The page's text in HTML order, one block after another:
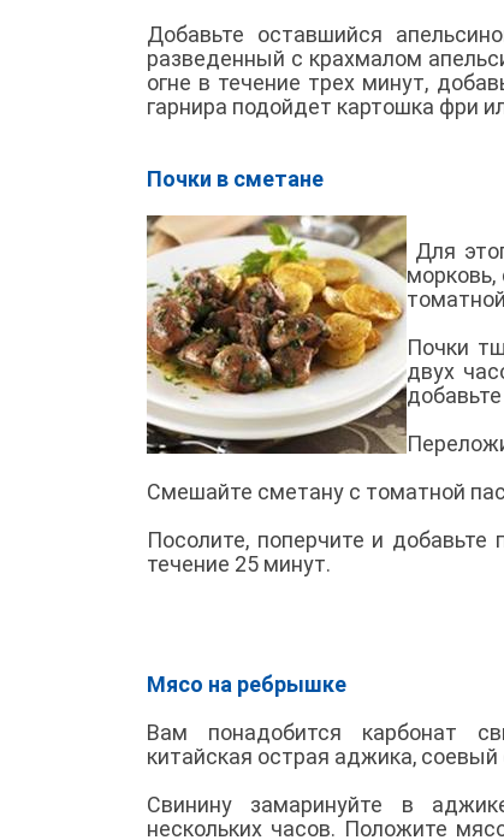
Добавьте оставшийся
разведенный с крахмалом
огне в течение трех минут,
гарнира подойдет картошка фри
Почки в сметане
Для
Почки
двух
Смешайте сметану с томатной
Посолите, поперчите и добавьте
течение 25 минут.
Мясо на ребрышке
Вам понадобится карбонат
китайская острая аджика, соевый
Свинину замаринуйте в
нескольких часов. Положите